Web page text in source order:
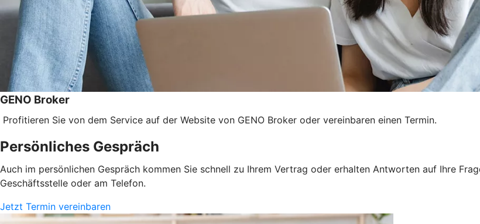
GENO Broker
Profitieren Sie von dem Service auf der Website von GENO Broker oder vereinbaren einen Termin.
Persönliches Gespräch
Auch im persönlichen Gespräch kommen Sie schnell zu Ihrem Vertrag oder erhalten Antworten auf Ihre
Geschäftsstelle oder am Telefon.
Jetzt Termin vereinbaren